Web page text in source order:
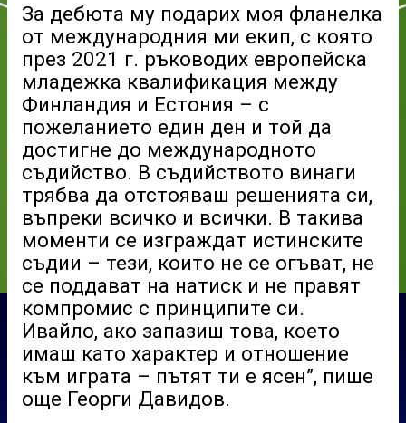
За дебюта му подарих моя фланелка
от международния ми екип, с която
през 2021 г. ръководих европейска
младежка квалификация между
Финландия и Естония – с
пожеланието един ден и той да
достигне до международното
съдийство. В съдийството винаги
трябва да отстояваш решенията си,
въпреки всичко и всички. В такива
моменти се изграждат истинските
съдии – тези, които не се огъват, не
се поддават на натиск и не правят
компромис с принципите си.
Ивайло, ако запазиш това, което
имаш като характер и отношение
към играта – пътят ти е ясен”, пише
още Георги Давидов.